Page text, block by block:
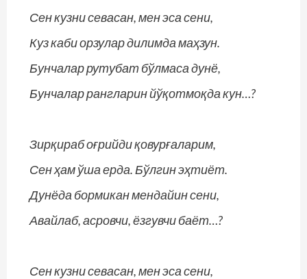
Сен кузни севасан, мен эса сени,
Куз каби орзулар дилимда маҳзун.
Бунчалар рутубат бўлмаса дунё,
Бунчалар рангларин йўқотмоқда кун…?
Зирқираб оғрийди қовурғаларим,
Сен ҳам ўша ерда. Бўлгин эҳтиёт.
Дунёда бормикан мендайин сени,
Авайлаб, асровчи, ёзгувчи баёт…?
Сен кузни севасан, мен эса сени,